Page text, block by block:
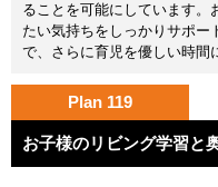
ることを可能にしています。
たい気持ちをしっかりサポー
で、さらに育児を優しい時間
Plan 119
お子様のリビング学習と